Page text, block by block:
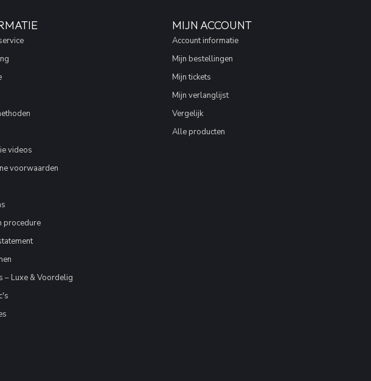
videos
voorwaarden
procedure
– Luxe & Voordelig
MIJN ACCOUNT
Account informatie
Mijn bestellingen
Mijn tickets
Mijn verlanglijst
Vergelijk
Alle producten